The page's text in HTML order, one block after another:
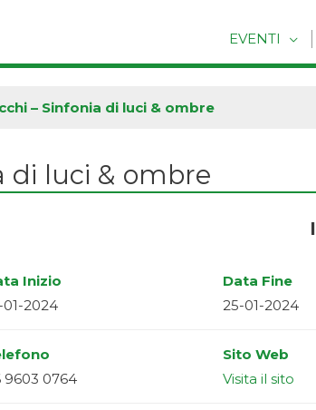
EVENTI
– Sinfonia di luci & ombre
di luci & ombre
Inizio
01-2024
Data Fine
25-01-2024
9603 0764
Sito Web
Visita il sito